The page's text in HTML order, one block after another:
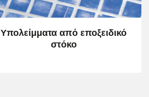
Υπολείμματα από εποξειδικό
στόκο